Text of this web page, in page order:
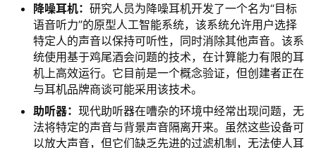
降噪耳机： 研究人员为降噪耳机开发了一个名为“目标
语音听力”的原型人工智能系统，该系统允许用户选择
特定人的声音以保持可听性，同时消除其他声音。该系
统使用基于鸡尾酒会问题的技术，在计算能力有限的耳
机上高效运行。它目前是一个概念验证，但创建者正在
与耳机品牌商谈可能采用该技术。
助听器： 现代助听器在嘈杂的环境中经常出现问题，无
法将特定的声音与背景声音隔离开来。虽然这些设备可
以放大声音，但它们缺乏先进的过滤机制，无法使人耳